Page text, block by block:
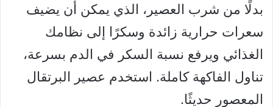
بدلًا من شرب العصير، الذي يمكن أن يضيف
سعرات حرارية زائدة وسكرًا إلى نظامك
الغذائي ويرفع نسبة السكر في الدم بسرعة،
تناول الفاكهة كاملة. استخدم عصير البرتقال
المعصور حديثًا.